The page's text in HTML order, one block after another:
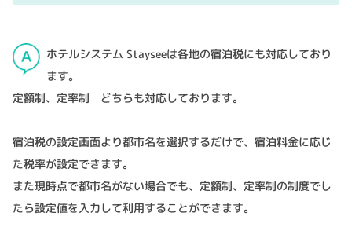
ホテルシステム Stayseeは各地の宿泊税にも対応しており
ます。
定額制、定率制 どちらも対応しております。
宿泊税の設定画面より都市名を選択するだけで、宿泊料金に応じ
た税率が設定できます。
また現時点で都市名がない場合でも、定額制、定率制の制度でし
たら設定値を入力して利用することができます。